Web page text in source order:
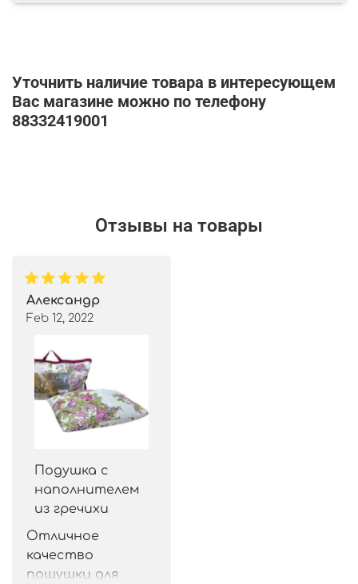
Уточнить наличие товара в интересующем
Вас магазине можно по телефону
88332419001
Отзывы на товары
Александр
Feb 12, 2022
Подушка с
наполнителем
из гречихи
Отличное
качество
пошушки для